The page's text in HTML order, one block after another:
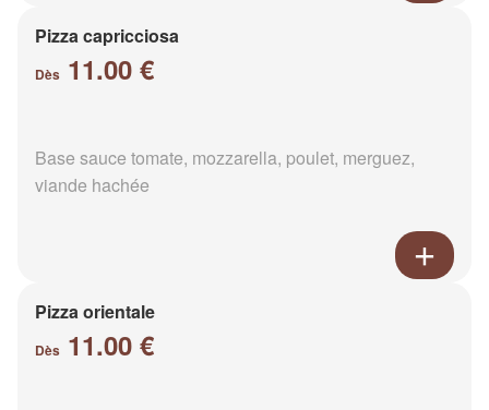
Pizza capricciosa
Dès 11.00 €
Base sauce tomate, mozzarella, poulet, merguez,
viande hachée
Pizza orientale
Dès 11.00 €